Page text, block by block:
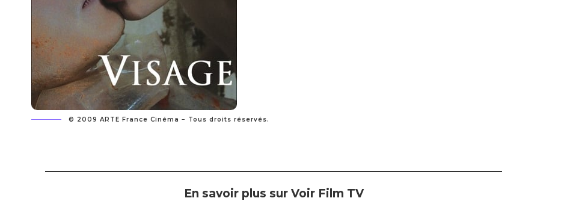
© 2009 ARTE France Cinéma − Tous droits réservés.
En savoir plus sur Voir Film TV